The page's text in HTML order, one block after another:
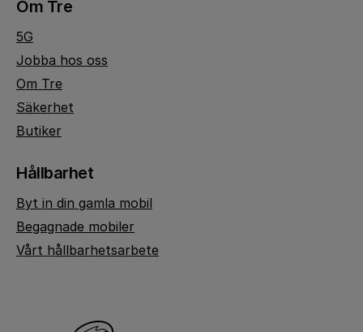
Om Tre
5G
Jobba hos oss
Om Tre
Säkerhet
Butiker
Hållbarhet
Byt in din gamla mobil
Begagnade mobiler
Vårt hållbarhetsarbete